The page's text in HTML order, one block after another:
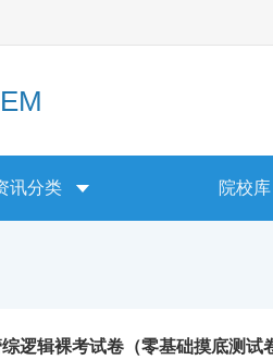
讯分类 院校库
逻辑裸考试卷（零基础摸底测试